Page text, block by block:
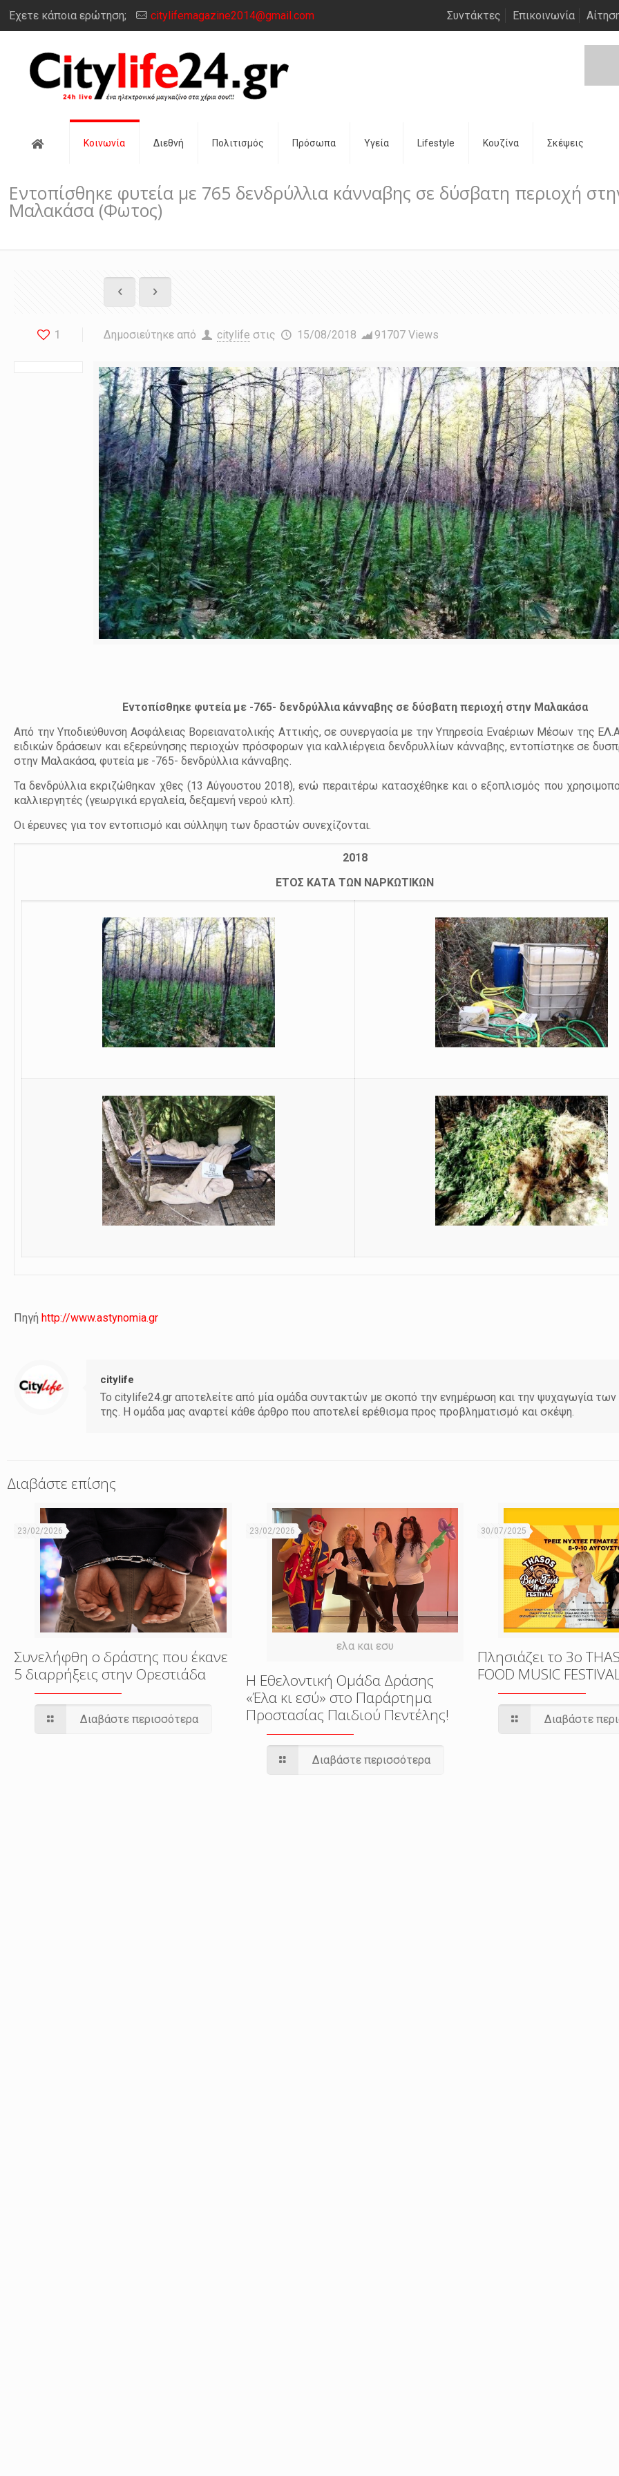
Έχετε κάποια ερώτηση; citylifemagazine2014@gmail.com Συντάκτες Επικοινωνία
Αρχική Κοινωνία Διεθνή Πολιτισμός Πρόσωπα Υγεία Lifestyle Κουζίνα Σκέψεις
Εντοπίσθηκε φυτεία με 765 δενδρύλλια κάνναβης σε δύσβατη περιοχή
Μαλακάσα (Φωτος)
1 Δημοσιεύτηκε από citylife στις 15/08/2018 91707 Views
Εντοπίσθηκε φυτεία με -765- δενδρύλλια κάνναβης σε δύσβατη περιοχή στην Μαλακάσα
Από την Υποδιεύθυνση Ασφάλειας Βορειανατολικής Αττικής, σε συνεργασία με την Υπηρεσία Εναέριων Μέσων της
ειδικών δράσεων και εξερεύνησης περιοχών πρόσφορων για καλλιέργεια δενδρυλλίων κάνναβης, εντοπίστηκε σε
στην Μαλακάσα, φυτεία με -765- δενδρύλλια κάνναβης.
Τα δενδρύλλια εκριζώθηκαν χθες (13 Αύγουστου 2018), ενώ περαιτέρω κατασχέθηκε και ο εξοπλισμός που
καλλιεργητές (γεωργικά εργαλεία, δεξαμενή νερού κλπ).
Οι έρευνες για τον εντοπισμό και σύλληψη των δραστών συνεχίζονται.
2018
ΕΤΟΣ ΚΑΤΑ ΤΩΝ ΝΑΡΚΩΤΙΚΩΝ
Πηγή http://www.astynomia.gr
citylife
Το citylife24.gr αποτελείτε από μία ομάδα συντακτών με σκοπό την ενημέρωση και την ψυχαγωγία
της. Η ομάδα μας αναρτεί κάθε άρθρο που αποτελεί ερέθισμα προς προβληματισμό και σκέψη.
Διαβάστε επίσης
23/02/2026
Συνελήφθη ο δράστης που έκανε
5 διαρρήξεις στην Ορεστιάδα
Διαβάστε περισσότερα
ελα και εσυ
23/02/2026
Η Εθελοντική Ομάδα Δράσης
«Έλα κι εσύ» στο Παράρτημα
Προστασίας Παιδιού Πεντέλης!
Διαβάστε περισσότερα
30/07/2025
Πλησιάζει το 3o
FOOD MUSIC
Διαβάστε